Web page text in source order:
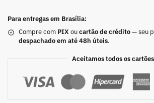
Para entregas em Brasília:
Compre com PIX oucartão de crédito— seu
despachado em até 48h úteis.
Aceitamos todos os cartões